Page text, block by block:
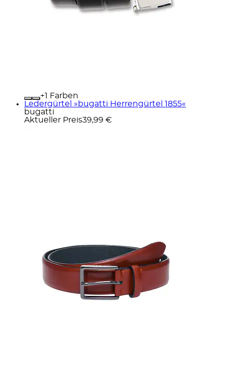
+
Farben
Ledergürtel »bugatti Herrengürtel 1855«
bugatti
Aktueller Preis39,99 €